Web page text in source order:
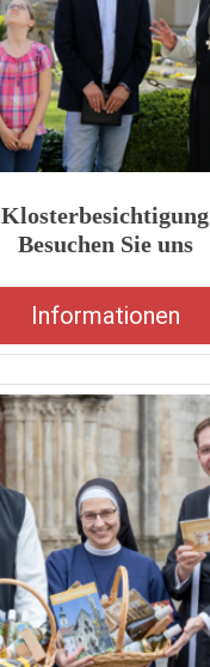
Klosterbesichtigung
Besuchen Sie uns
Informationen